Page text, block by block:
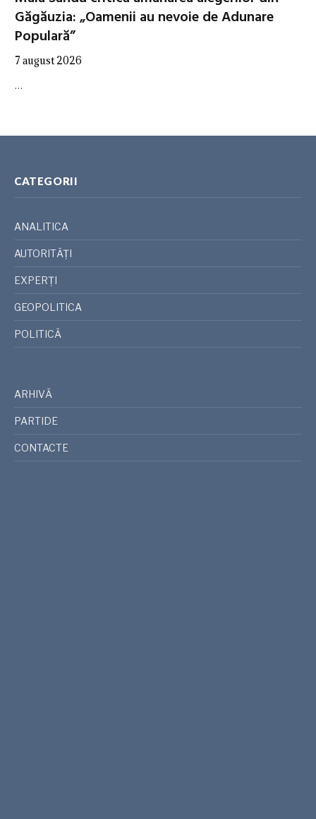
Găgăuzia: „Oamenii au nevoie de Adunare
Populară”
7 august 2026
…
CATEGORII
ANALITICA
AUTORITĂȚI
EXPERȚI
GEOPOLITICA
POLITICĂ
ARHIVĂ
PARTIDE
CONTACTE